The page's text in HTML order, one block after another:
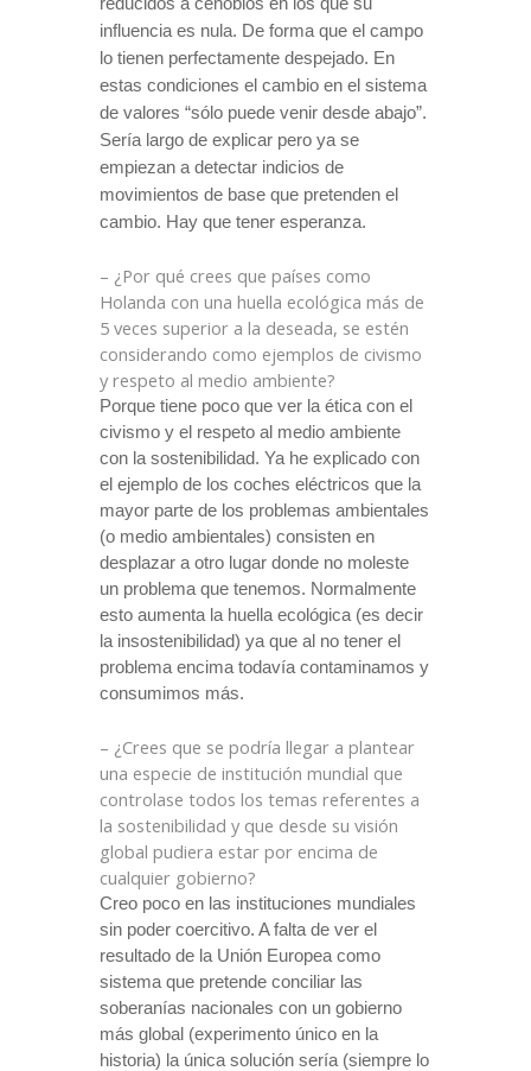
influencia es nula. De forma que el campo
lo tienen perfectamente despejado. En
estas condiciones el cambio en el sistema
de valores “sólo puede venir desde abajo”.
Sería largo de explicar pero ya se
empiezan a detectar indicios de
movimientos de base que pretenden el
cambio. Hay que tener esperanza.
– ¿Por qué crees que países como
Holanda con una huella ecológica más de
5 veces superior a la deseada, se estén
considerando como ejemplos de civismo
y respeto al medio ambiente?
Porque tiene poco que ver la ética con el
civismo y el respeto al medio ambiente
con la sostenibilidad. Ya he explicado con
el ejemplo de los coches eléctricos que la
mayor parte de los problemas ambientales
(o medio ambientales) consisten en
desplazar a otro lugar donde no moleste
un problema que tenemos. Normalmente
esto aumenta la huella ecológica (es decir
la insostenibilidad) ya que al no tener el
problema encima todavía contaminamos y
consumimos más.
– ¿Crees que se podría llegar a plantear
una especie de institución mundial que
controlase todos los temas referentes a
la sostenibilidad y que desde su visión
global pudiera estar por encima de
cualquier gobierno?
Creo poco en las instituciones mundiales
sin poder coercitivo. A falta de ver el
resultado de la Unión Europea como
sistema que pretende conciliar las
soberanías nacionales con un gobierno
más global (experimento único en la
historia) la única solución sería (siempre lo